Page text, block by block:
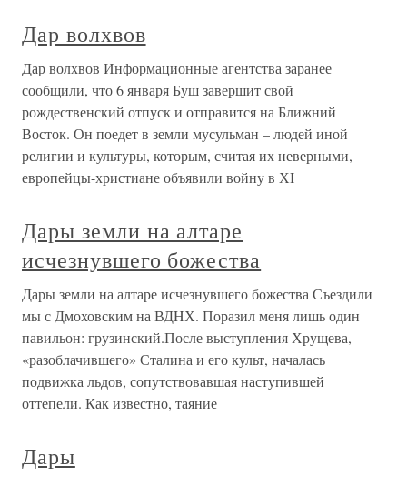
Дар волхвов
Дар волхвов Информационные агентства заранее
сообщили, что 6 января Буш завершит свой
рождественский отпуск и отправится на Ближний
Восток. Он поедет в земли мусульман – людей иной
религии и культуры, которым, считая их неверными,
европейцы-христиане объявили войну в ХI
Дары земли на алтаре
исчезнувшего божества
Дары земли на алтаре исчезнувшего божества Съездили
мы с Дмоховским на ВДHХ. Поразил меня лишь один
павильон: грузинский.После выступления Хрущева,
«разоблачившего» Сталина и его культ, началась
подвижка льдов, сопутствовавшая наступившей
оттепели. Как известно, таяние
Дары